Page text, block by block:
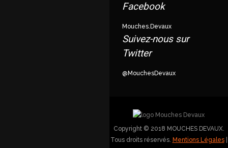
Facebook
Mouches.Devaux
Suivez-nous sur
Twitter
@MouchesDevaux
Copyright © 2018 MOUCHES DEVAUX.
Tous droits réservés. Mentions Légales|